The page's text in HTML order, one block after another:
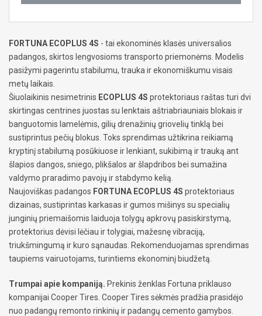
FORTUNA ECOPLUS 4S - tai ekonominės klasės universalios
padangos, skirtos lengvosioms transporto priemonėms. Modelis
pasižymi pagerintu stabilumu, trauka ir ekonomiškumu visais
metų laikais.
Šiuolaikinis nesimetrinis ECOPLUS 4S protektoriaus raštas turi dvi
skirtingas centrines juostas su lenktais aštriabriauniais blokais ir
banguotomis lamelėmis, gilių drenažinių griovelių tinklą bei
sustiprintus pečių blokus. Toks sprendimas užtikrina reikiamą
kryptinį stabilumą posūkiuose ir lenkiant, sukibimą ir trauką ant
šlapios dangos, sniego, plikšalos ar šlapdribos bei sumažina
valdymo praradimo pavojų ir stabdymo kelią.
Naujoviškas padangos FORTUNA ECOPLUS 4S protektoriaus
dizainas, sustiprintas karkasas ir gumos mišinys su specialių
junginių priemaišomis laiduoja tolygų apkrovų pasiskirstymą,
protektorius dėvisi lėčiau ir tolygiai, mažesnę vibraciją,
triukšmingumą ir kuro sąnaudas. Rekomenduojamas sprendimas
taupiems vairuotojams, turintiems ekonominį biudžetą.
Trumpai apie kompaniją. Prekinis ženklas Fortuna priklauso
kompanijai Cooper Tires. Cooper Tires sėkmės pradžia prasidėjo
nuo padangų remonto rinkinių ir padangų cemento gamybos.